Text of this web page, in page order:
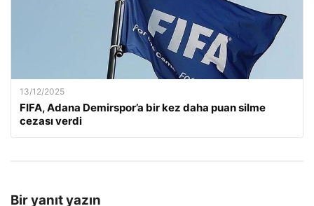
13/12/2025
FIFA, Adana Demirspor’a bir kez daha puan silme
cezası verdi
Bir yanıt yazın